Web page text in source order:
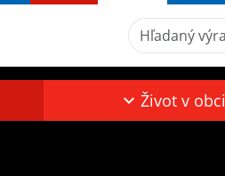
Hľadaný výraz...
Život v obci